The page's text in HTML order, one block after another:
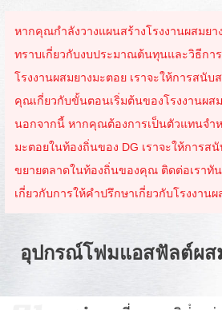
หากคุณกำลังวางแผนสร้างโรงงานผสมยา
ทราบเกี่ยวกับงบประมาณต้นทุนและวิธีกา
โรงงานผสมยางมะตอย เราจะให้การสนับ
คุณเกี่ยวกับขั้นตอนเริ่มต้นของโรงงานผส
นอกจากนี้ หากคุณต้องการเป็นตัวแทนจำห
มะตอยในท้องถิ่นของ DG เราจะให้การส
ขยายตลาดในท้องถิ่นของคุณ ติดต่อเราทั
เกี่ยวกับการให้คำปรึกษาเกี่ยวกับโรงงาน
อุปกรณ์โฟมแอสฟัลต์ผ